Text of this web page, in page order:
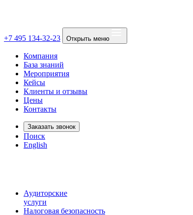
+7 495 134-32-23 Открыть меню
Компания
База знаний
Мероприятия
Кейсы
Клиенты и отзывы
Цены
Контакты
Заказать звонок
Поиск
English
Аудиторские
услуги
Налоговая безопасность